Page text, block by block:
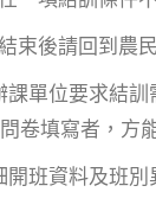
束後請回到農
課單位要求結
卷填寫者，方
開班資料及班別